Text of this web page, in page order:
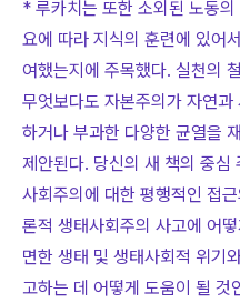
* 루카치는 또한 소외된 노동
요에 따라 지식의 훈련에 있어
여했는지에 주목했다. 실천의
무엇보다도 자본주의가 자연
하거나 부과한 다양한 균열을
제안된다. 당신의 새 책의 중심
사회주의에 대한 평행적인 접
론적 생태사회주의 사고에 어
면한 생태 및 생태사회적 위기
고하는 데 어떻게 도움이 될 것